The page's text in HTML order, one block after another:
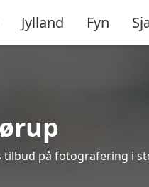
Jylland Fyn
tilbud på fotografering i